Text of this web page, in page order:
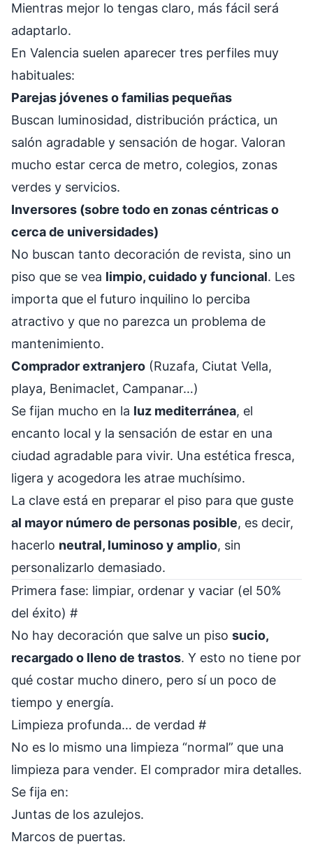
Mientras mejor lo tengas claro, más fácil será
adaptarlo.
En Valencia suelen aparecer tres perfiles muy
habituales:
Parejas jóvenes o familias pequeñas
Buscan luminosidad, distribución práctica, un
salón agradable y sensación de hogar. Valoran
mucho estar cerca de metro, colegios, zonas
verdes y servicios.
Inversores (sobre todo en zonas céntricas o
cerca de universidades)
No buscan tanto decoración de revista, sino un
piso que se vea limpio, cuidado y funcional. Les
importa que el futuro inquilino lo perciba
atractivo y que no parezca un problema de
mantenimiento.
Comprador extranjero (Ruzafa, Ciutat Vella,
playa, Benimaclet, Campanar…)
Se fijan mucho en la luz mediterránea, el
encanto local y la sensación de estar en una
ciudad agradable para vivir. Una estética fresca,
ligera y acogedora les atrae muchísimo.
La clave está en preparar el piso para que guste
al mayor número de personas posible, es decir,
hacerlo neutral, luminoso y amplio, sin
personalizarlo demasiado.
Primera fase: limpiar, ordenar y vaciar (el 50%
del éxito) #
No hay decoración que salve un piso sucio,
recargado o lleno de trastos. Y esto no tiene por
qué costar mucho dinero, pero sí un poco de
tiempo y energía.
Limpieza profunda… de verdad #
No es lo mismo una limpieza “normal” que una
limpieza para vender. El comprador mira detalles.
Se fija en:
Juntas de los azulejos.
Marcos de puertas.